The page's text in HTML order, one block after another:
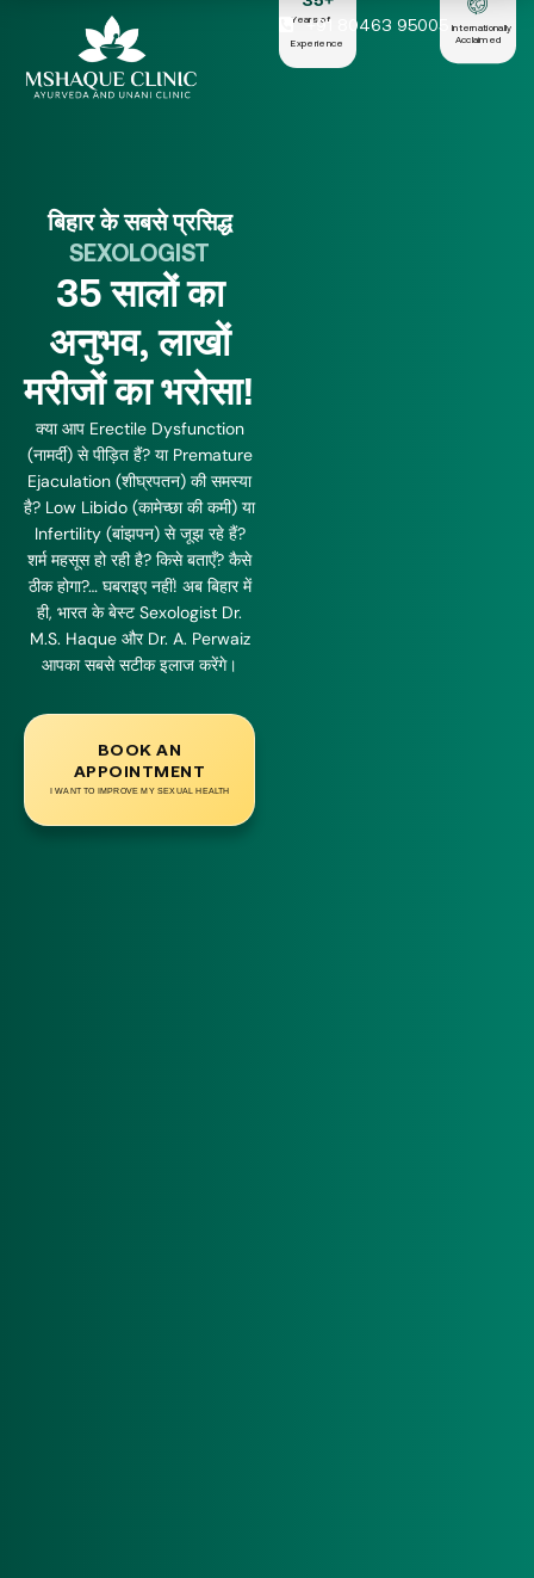
+91 80463 95005
बिहार के सबसे प्रसिद्ध
SEXOLOGIST
35 सालों का
अनुभव, लाखों
मरीजों का भरोसा!
क्या आप Erectile Dysfunction
(नामर्दी) से पीड़ित हैं? या Premature
Ejaculation (शीघ्रपतन) की समस्या
है? Low Libido (कामेच्छा की कमी) या
Infertility (बांझपन) से जूझ रहे हैं?
शर्म महसूस हो रही है? किसे बताएँ? कैसे
ठीक होगा?… घबराइए नहीं! अब बिहार में
ही, भारत के बेस्ट Sexologist Dr.
M.S. Haque और Dr. A. Perwaiz
आपका सबसे सटीक इलाज करेंगे।
BOOK AN
APPOINTMENT
I WANT TO IMPROVE MY SEXUAL HEALTH
Years of
Experience
Internationally
Acclaimed